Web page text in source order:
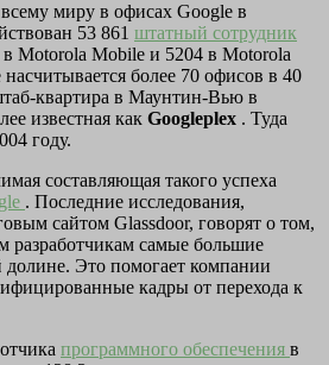
миру в офисах Google в
53 861 штатный сотрудник
Motorola Mobile и 5204 в Motorola
более 70 офисов в 40
квартира в Маунтин-Вью в
известная как Googleplex . Туда
году.
составляющая такого успеха
. Последние исследования,
сайтом Glassdoor, говорят о том,
разработчикам самые большие
Это помогает компании
кадры от перехода к
программного обеспечения в